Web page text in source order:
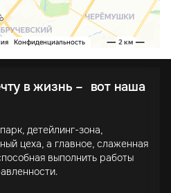
в жизнь – вот наша
детейлинг-зона,
цеха, а главное, слаженная
выполнить работы